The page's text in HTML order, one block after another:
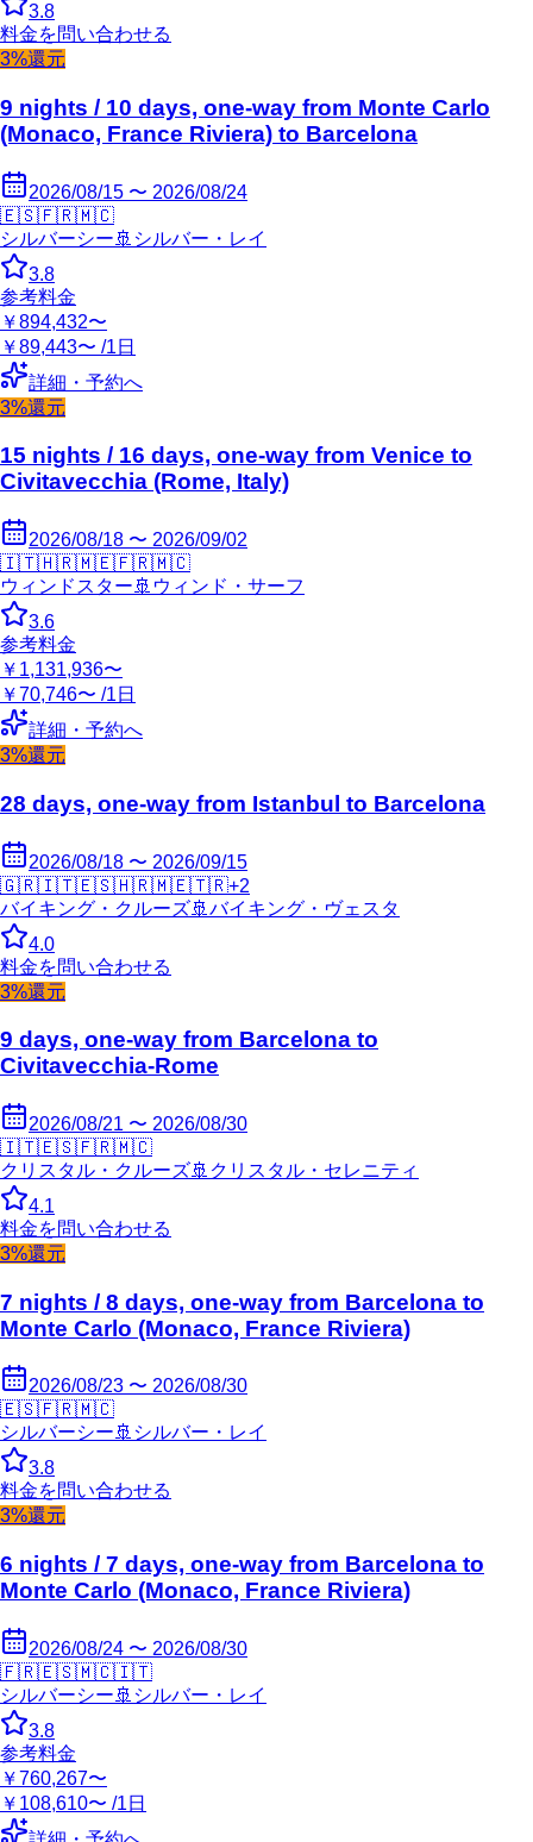
3.8
料金を問い合わせる
3%還元
9 nights / 10 days, one-way from Monte Carlo
(Monaco, France Riviera) to Barcelona
2026/08/15 〜 2026/08/24
🇪🇸🇫🇷🇲🇨
シルバーシー 🚢 シルバー・レイ
3.8
参考料金
￥894,432〜
￥89,443〜 /1日
詳細・予約へ
3%還元
15 nights / 16 days, one-way from Venice to
Civitavecchia (Rome, Italy)
2026/08/18 〜 2026/09/02
🇮🇹🇭🇷🇲🇪🇫🇷🇲🇨
ウィンドスター 🚢 ウィンド・サーフ
3.6
参考料金
￥1,131,936〜
￥70,746〜 /1日
詳細・予約へ
3%還元
28 days, one-way from Istanbul to Barcelona
2026/08/18 〜 2026/09/15
🇬🇷🇮🇹🇪🇸🇭🇷🇲🇪🇹🇷+2
バイキング・クルーズ🚢 バイキング・ヴェスタ
4.0
料金を問い合わせる
3%還元
9 days, one-way from Barcelona to
Civitavecchia-Rome
2026/08/21 〜 2026/08/30
🇮🇹🇪🇸🇫🇷🇲🇨
クリスタル・クルーズ🚢 クリスタル・セレニティ
4.1
料金を問い合わせる
3%還元
7 nights / 8 days, one-way from Barcelona to
Monte Carlo (Monaco, France Riviera)
2026/08/23 〜 2026/08/30
🇪🇸🇫🇷🇲🇨
シルバーシー🚢 シルバー・レイ
3.8
料金を問い合わせる
3%還元
6 nights / 7 days, one-way from Barcelona to
Monte Carlo (Monaco, France Riviera)
2026/08/24 〜 2026/08/30
🇫🇷🇪🇸🇲🇨🇮🇹
シルバーシー 🚢 シルバー・レイ
3.8
参考料金
￥760,267〜
￥108,610〜 /1日